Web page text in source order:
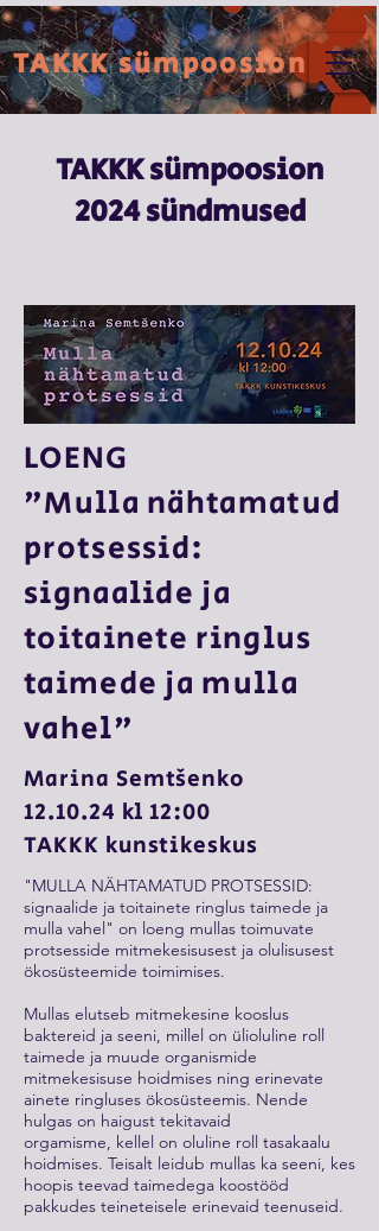
TAKKK sümpoosion
TAKKK sümpoosion
2024 sündmused
LOENG
"Mulla nähtamatud
protsessid:
signaalide ja
toitainete ringlus
taimede ja mulla
vahel"
Marina Semtšenko
12.10.24 kl 12:00
TAKKK kunstikeskus
"MULLA NÄHTAMATUD PROTSESSID:
signaalide ja toitainete ringlus taimede ja
mulla vahel" on loeng mullas toimuvate
protsesside mitmekesisusest ja olulisusest
ökosüsteemide toimimises.
Mullas elutseb mitmekesine kooslus
baktereid ja seeni, millel on ülioluline roll
taimede ja muude organismide
mitmekesisuse hoidmises ning erinevate
ainete ringluses ökosüsteemis. Nende
hulgas on haigust tekitavaid
orgamisme, kellel on oluline roll tasakaalu
hoidmises. Teisalt leidub mullas ka seeni, kes
hoopis teevad taimedega koostööd
pakkudes teineteisele erinevaid teenuseid.